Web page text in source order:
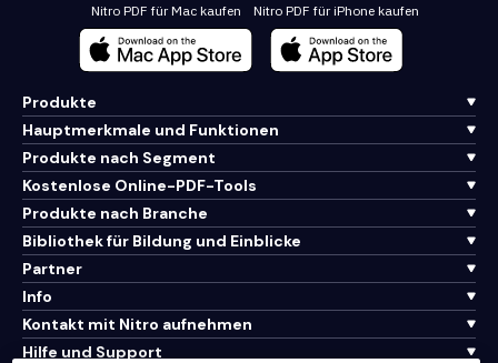
Nitro PDF für Mac kaufen Nitro PDF für iPhone kaufen
Produkte
Hauptmerkmale und Funktionen
Produkte nach Segment
Kostenlose Online-PDF-Tools
Produkte nach Branche
Bibliothek für Bildung und Einblicke
Partner
Info
Kontakt mit Nitro aufnehmen
Hilfe und Support